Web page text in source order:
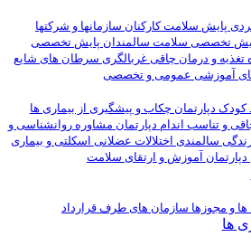
پایش سلامت کارکنان سازمانها و شرکتها
تخصصی سلامت سالمندان پایش تخصصی
تغذیه و درمان چاقی غربالگری سرطان های شایع
آموزشی عمومی و تخصصی
کودک دپارتمان چکاب و پیشگیری از بیماری ها
و تناسب اندام دپارتمان مشاوره روانشناسی و
زندگی سالمندی اختلالات عضلانی اسکلتی و بیماری
دپارتمان آموزش و ارتقای سلامت
ها و مجوزها سازمان های طرف قرارداد
ها